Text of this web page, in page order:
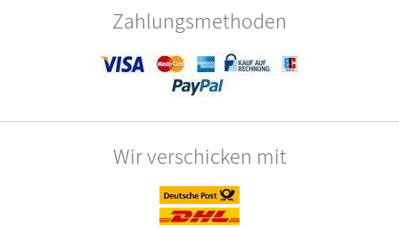
Zahlungsmethoden
Wir verschicken mit